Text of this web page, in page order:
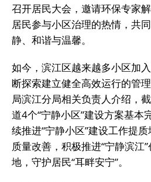
召开居民大会，邀请环保专家
居民参与小区治理的热情，共
静、和谐与温馨。
如今，滨江区越来越多小区加
断探索建立健全高效运行的管
局滨江分局相关负责人介绍，
道4个“宁静小区”建设方案基本
续推进“宁静小区”建设工作提
质量改善，积极推进“宁静滨江
地，守护居民“耳畔安宁”。